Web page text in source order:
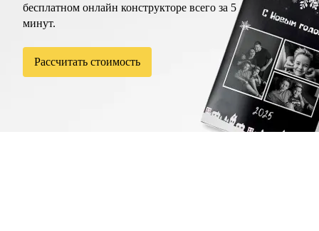
бесплатном онлайн конструкторе всего за 5
минут.
Рассчитать стоимость